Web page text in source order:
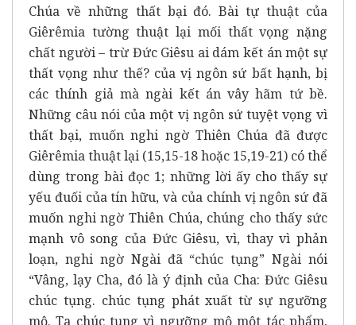
Chúa về những thất bại đó. Bài tự thuật của
Giêrêmia tường thuật lại mối thất vọng nặng
chất người – trừ Đức Giêsu ai dám kết án một sự
thất vọng như thế? của vị ngôn sứ bất hạnh, bị
các thính giả mà ngài kết án vây hãm tứ bề.
Những câu nói của một vị ngôn sứ tuyệt vọng vì
thất bại, muốn nghi ngờ Thiên Chúa đã được
Giêrêmia thuật lại (15,15-18 hoặc 15,19-21) có thể
dùng trong bài đọc 1; những lời ấy cho thấy sự
yếu đuối của tín hữu, và của chính vị ngôn sứ đã
muốn nghi ngờ Thiên Chúa, chúng cho thấy sức
mạnh vô song của Đức Giêsu, vì, thay vì phản
loạn, nghi ngờ Ngài đã “chúc tụng” Ngài nói
“Vâng, lạy Cha, đó là ý định của Cha: Đức Giêsu
chúc tụng. chúc tụng phát xuất từ sự ngưỡng
mộ. Ta chúc tụng vì ngưỡng mộ một tác phẩm,